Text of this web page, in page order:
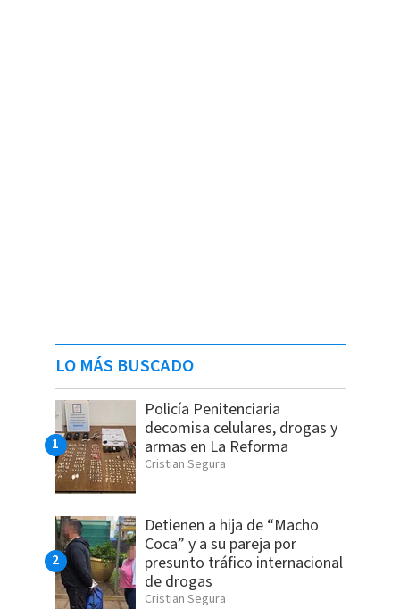
LO MÁS BUSCADO
Policía Penitenciaria
decomisa celulares, drogas y
armas en La Reforma
Cristian Segura
Detienen a hija de “Macho
Coca” y a su pareja por
presunto tráfico internacional
de drogas
Cristian Segura